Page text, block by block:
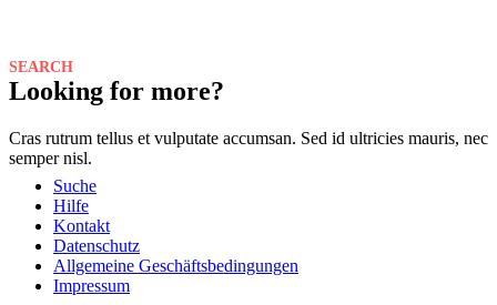
SEARCH
Looking for more?
Cras rutrum tellus et vulputate accumsan. Sed id ultricies mauris, nec
semper nisl.
Suche
Hilfe
Kontakt
Datenschutz
Allgemeine Geschäftsbedingungen
Impressum